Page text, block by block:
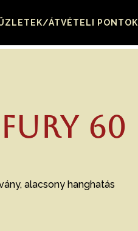
ÁTVÉTELI PONTOK
60
alacsony hanghatás